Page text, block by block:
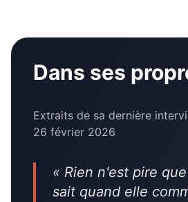
Dans ses
Extraits de sa dernière
26 février 2026
« Rien n'est pire
sait quand elle